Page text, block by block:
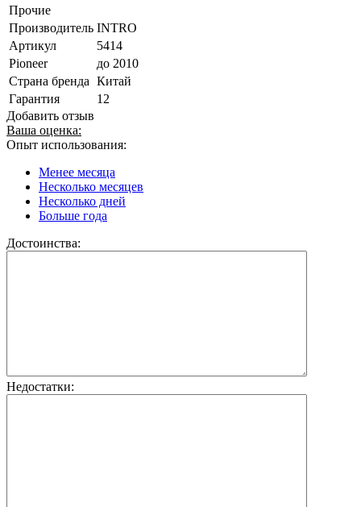
Прочие
Производитель INTRO
Артикул
5414
Pioneer
до 2010
Страна бренда Китай
Гарантия
12
Добавить отзыв
Ваша оценка:
Опыт использования:
Менее месяца
Несколько месяцев
Несколько дней
Больше года
Достоинства:
Недостатки: